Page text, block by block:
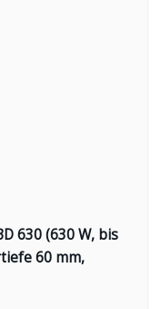
630 (630 W, bis
60 mm,
inkl.